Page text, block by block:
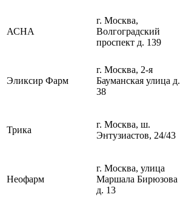
АСНА
г. Москва,
Волгоградский
проспект д. 139
Эликсир Фарм
г. Москва, 2-я
Бауманская улица д.
38
Трика
г. Москва, ш.
Энтузиастов, 24/43
Неофарм
г. Москва, улица
Маршала Бирюзова
д. 13